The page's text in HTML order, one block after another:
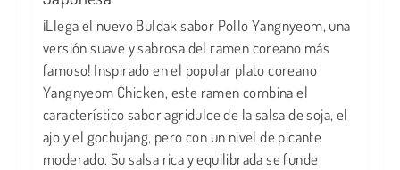
¡Llega el nuevo Buldak sabor Pollo Yangnyeom, una
versión suave y sabrosa del ramen coreano más
famoso! Inspirado en el popular plato coreano
Yangnyeom Chicken, este ramen combina el
característico sabor agridulce de la salsa de soja, el
ajo y el gochujang, pero con un nivel de picante
moderado. Su salsa rica y equilibrada se funde